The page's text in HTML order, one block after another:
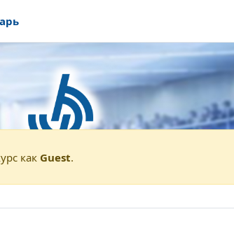
Demokurse
ups (Demo)
как Guest.